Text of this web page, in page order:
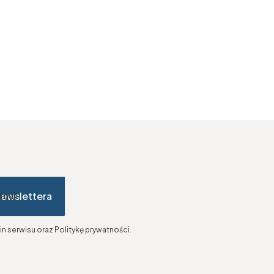
serwisu oraz Politykę prywatności.